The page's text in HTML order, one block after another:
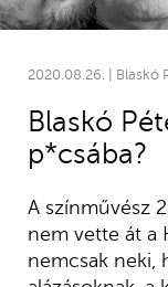
2020.08.26. | Blaskó
Blaskó
p*csába?
A színművész
nem vette át a
nemcsak neki,